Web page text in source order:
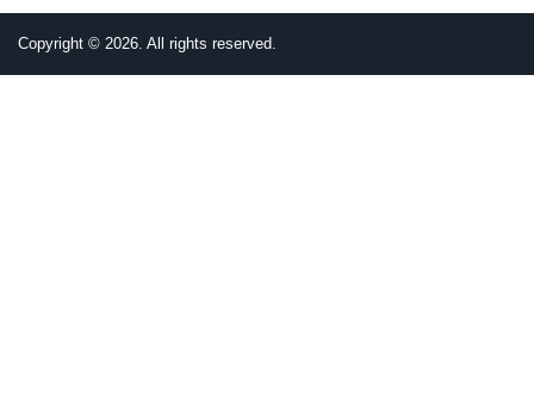
Copyright © 2026. All rights reserved.